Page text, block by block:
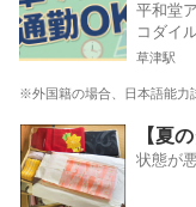
平和堂
コダイ
草津駅
※外国籍の場合、日本語能力
滋賀 草津市 草津駅
【夏
状態が